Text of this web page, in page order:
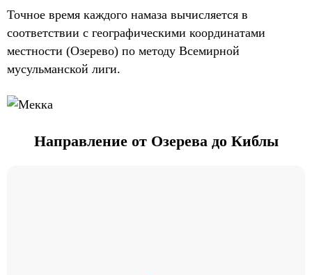
Точное время каждого намаза вычисляется в
соответствии с географическими координатами
местности (Озерево) по методу Всемирной
мусульманской лиги.
Направление от Озерева до Киблы